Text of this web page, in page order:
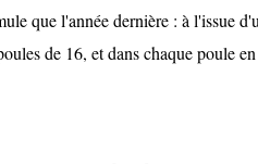
que l'année dernière : à l'issue
de 16, et dans chaque poule